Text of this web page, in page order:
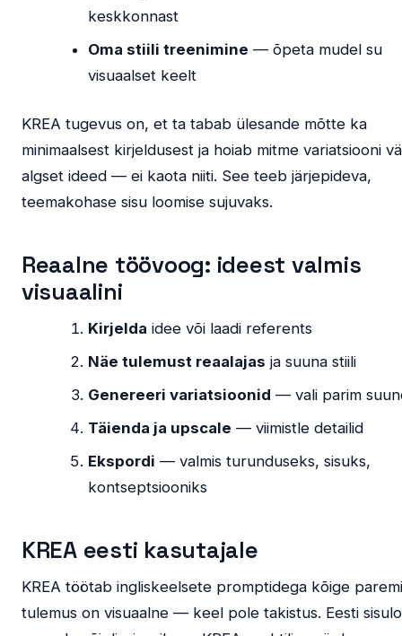
keskkonnast
Oma stiili treenimine — õpeta mudel su
visuaalset keelt
KREA tugevus on, et ta tabab ülesande mõtte ka
minimaalsest kirjeldusest ja hoiab mitme variatsiooni
algset ideed — ei kaota niiti. See teeb järjepideva,
teemakohase sisu loomise sujuvaks.
Reaalne töövoog: ideest valmis
visuaalini
Kirjelda idee või laadi referents
Näe tulemust reaalajas ja suuna stiili
Genereeri variatsioonid — vali parim
Täienda ja upscale — viimistle detailid
Ekspordi — valmis turunduseks, sisuks,
kontseptsiooniks
KREA eesti kasutajale
KREA töötab ingliskeelsete promptidega kõige
tulemus on visuaalne — keel pole takistus. Eesti